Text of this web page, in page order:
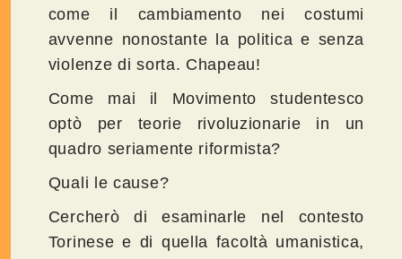
come il cambiamento nei costumi
avvenne nonostante la politica e senza
violenze di sorta. Chapeau!
Come mai il Movimento studentesco
optò per teorie rivoluzionarie in un
quadro seriamente riformista?
Quali le cause?
Cercherò di esaminarle nel contesto
Torinese e di quella facoltà umanistica,